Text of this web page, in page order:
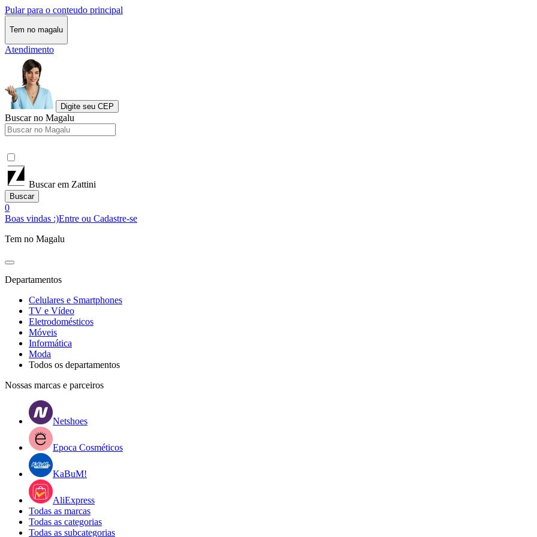
Pular para o conteudo principal
Tem no magalu
Atendimento
Digite seu CEP
Buscar no Magalu
Buscar em Zattini
Buscar
0
Boas vindas :)Entre ou Cadastre-se
Tem no Magalu
Departamentos
Celulares e Smartphones
TV e Vídeo
Eletrodomésticos
Móveis
Informática
Moda
Todos os departamentos
Nossas marcas e parceiros
Netshoes
Epoca Cosméticos
KaBuM!
AliExpress
Todas as marcas
Todas as categorias
Todas as subcategorias